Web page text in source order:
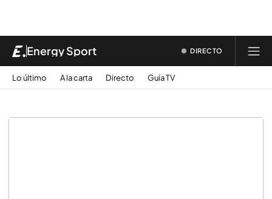
Energy Sport DIRECTO
Lo último A la carta Directo Guía TV